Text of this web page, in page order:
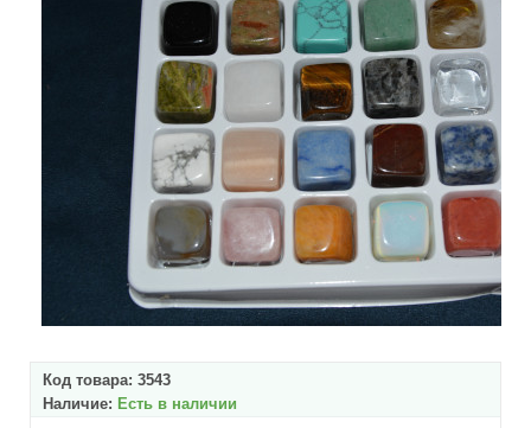
Код товара: 3543
Наличие: Есть в наличии